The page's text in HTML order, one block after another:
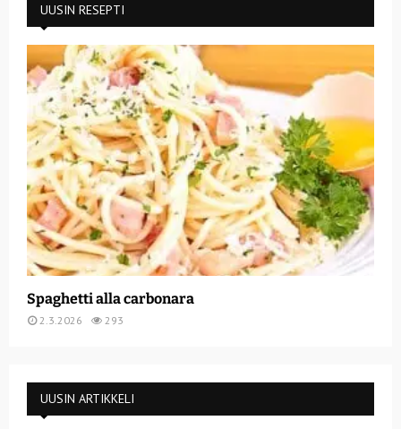
UUSIN RESEPTI
Spaghetti alla carbonara
2.3.2026 293
UUSIN ARTIKKELI